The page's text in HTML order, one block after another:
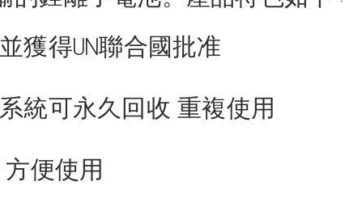
獲得UN聯合國批准
統可永久回收 重複使用
便使用